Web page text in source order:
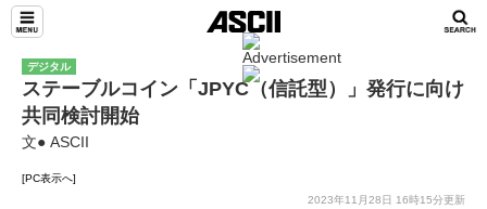
デジタル
ステーブルコイン「JPYC（信託型）」発行に向け
共同検討開始
文● ASCII
[PC表示へ]
2023年11月28日 16時15分更新